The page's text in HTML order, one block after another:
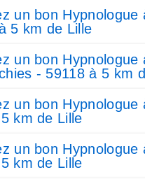
un bon Hypnologue
5 km de Lille
un bon Hypnologue
- 59118 à 5 km
un bon Hypnologue
km de Lille
un bon Hypnologue
km de Lille